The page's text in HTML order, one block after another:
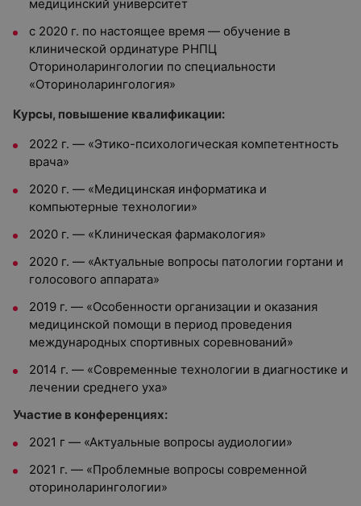
медицинский университет
с 2020 г. по настоящее время — обучение в
клинической ординатуре РНПЦ
Оториноларингологии по специальности
«Оториноларингология»
Курсы, повышение квалификации:
2022 г. — «Этико-психологическая компетентность
врача»
2020 г. — «Медицинская информатика и
компьютерные технологии»
2020 г. — «Клиническая фармакология»
2020 г. — «Актуальные вопросы патологии гортани и
голосового аппарата»
2019 г. — «Особенности организации и оказания
медицинской помощи в период проведения
международных спортивных соревнований»
2014 г. — «Современные технологии в диагностике и
лечении среднего уха»
Участие в конференциях:
2021 г — «Актуальные вопросы аудиологии»
2021 г. — «Проблемные вопросы современной
оториноларингологии»